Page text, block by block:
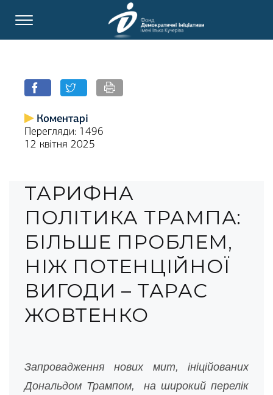
Коментарі
Перегляди: 1496
12 квітня 2025
ТАРИФНА
ПОЛІТИКА ТРАМПА:
БІЛЬШЕ ПРОБЛЕМ,
НІЖ ПОТЕНЦІЙНОЇ
ВИГОДИ – ТАРАС
ЖОВТЕНКО
Запровадження нових мит, ініційованих
Дональдом Трампом, на широкий перелік